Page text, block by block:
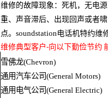
维修的故障现象：死机，无电
重、声音滞后、出现回声或者
点。soundstation电话机特约维
维修典型客户-向以下勤俭节约
雪佛龙(Chevron)
通用汽车公司(General Motors)
通用电气公司(General Electric)